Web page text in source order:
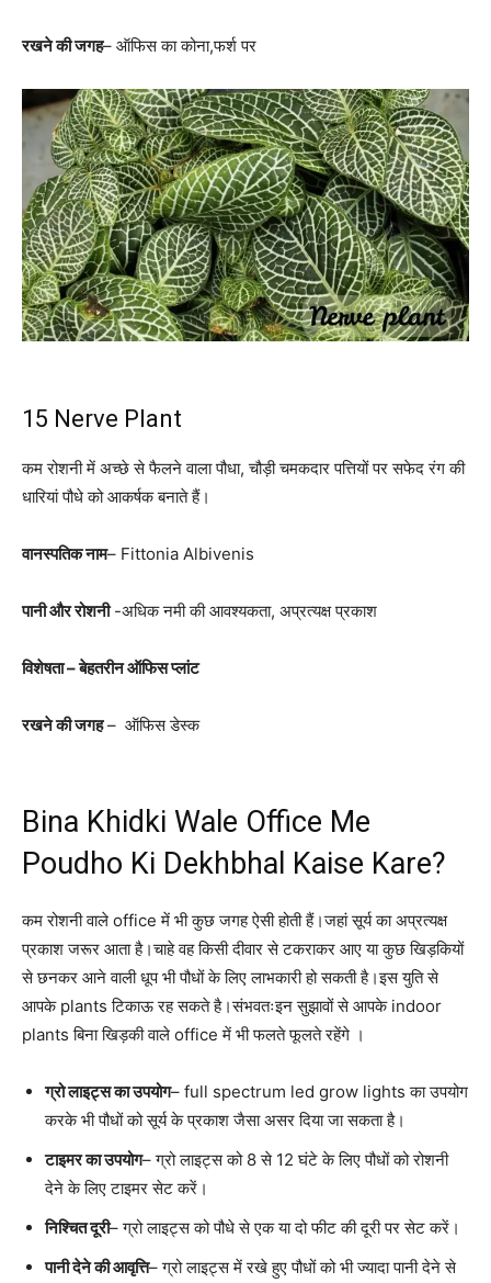
रखने की जगह– ऑफिस का कोना,फर्श पर
15 Nerve Plant
कम रोशनी में अच्छे से फैलने वाला पौधा, चौड़ी चमकदार पत्तियों पर सफेद रंग की
धारियां पौधे को आकर्षक बनाते हैं।
वानस्पतिक नाम– Fittonia Albivenis
पानी और रोशनी-अधिक नमी की आवश्यकता, अप्रत्यक्ष प्रकाश
विशेषता – बेहतरीन ऑफिस प्लांट
रखने की जगह– ऑफिस डेस्क
Bina Khidki Wale Office Me
Poudho Ki Dekhbhal Kaise Kare?
कम रोशनी वाले office में भी कुछ जगह ऐसी होती हैं।जहां सूर्य का अप्रत्यक्ष
प्रकाश जरूर आता है।चाहे वह किसी दीवार से टकराकर आए या कुछ खिड़कियों
से छनकर आने वाली धूप भी पौधों के लिए लाभकारी हो सकती है।इस युति से
आपके plants टिकाऊ रह सकते है।संभवतःइन सुझावों से आपके indoor
plants बिना खिड़की वाले office में भी फलते फूलते रहेंगे ।
ग्रो लाइट्स का उपयोग– full spectrum led grow lights का उपयोग
करके भी पौधों को सूर्य के प्रकाश जैसा असर दिया जा सकता है।
टाइमर का उपयोग– ग्रो लाइट्स को 8 से 12 घंटे के लिए पौधों को रोशनी
देने के लिए टाइमर सेट करें।
निश्चित दूरी– ग्रो लाइट्स को पौधे से एक या दो फीट की दूरी पर सेट करें।
पानी देने की आवृत्ति– ग्रो लाइट्स में रखे हुए पौधों को भी ज्यादा पानी देने से